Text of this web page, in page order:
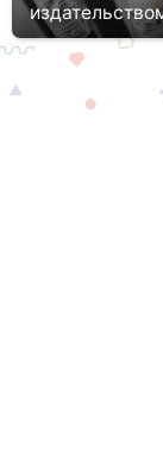
Каждый ученый,
издательством.